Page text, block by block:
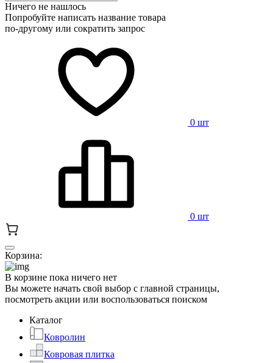
Ничего не нашлось
Попробуйте написать название товара
по-другому или сократить запрос
0 шт
0 шт
Корзина:
В корзине пока ничего нет
Вы можете начать свой выбор с главной страницы,
посмотреть акции или воспользоваться поиском
Каталог
Ковролин
Ковровая плитка